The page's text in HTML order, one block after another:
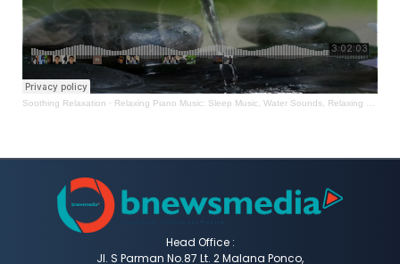
Soothing Relaxation · Relaxing Piano Music: Sleep Music, Water Sounds, Relaxing Music, Meditation Music ★47
Head Office :
Jl. S Parman No.87 Lt. 2 Malana Ponco,